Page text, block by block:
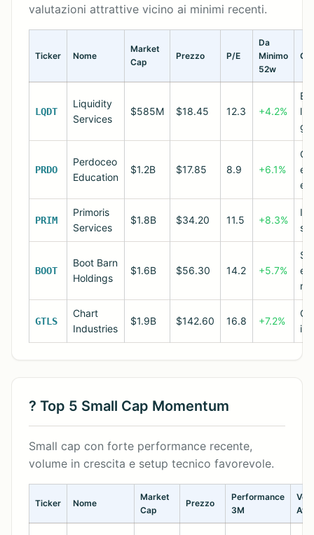
valutazioni attrattive vicino ai minimi recenti.
Ticker Nome
Market
Cap
Prezzo P/E
Da
Minimo
52w
LQDT
Liquidity
Services
$585M $18.45 12.3 +4.2%
E-
PRDO
Perdoceo
Education
$1.2B $17.85 8.9 +6.1%
PRIM
Primoris
Services
$1.8B $34.20 11.5 +8.3%
BOOT
Boot Barn
Holdings
$1.6B $56.30 14.2 +5.7%
GTLS
Chart
Industries
$1.9B $142.60 16.8 +7.2%
? Top 5 Small Cap Momentum
Small cap con forte performance recente,
volume in crescita e setup tecnico favorevole.
Ticker Nome
Market
Cap
Prezzo
Performance
3M
Avg